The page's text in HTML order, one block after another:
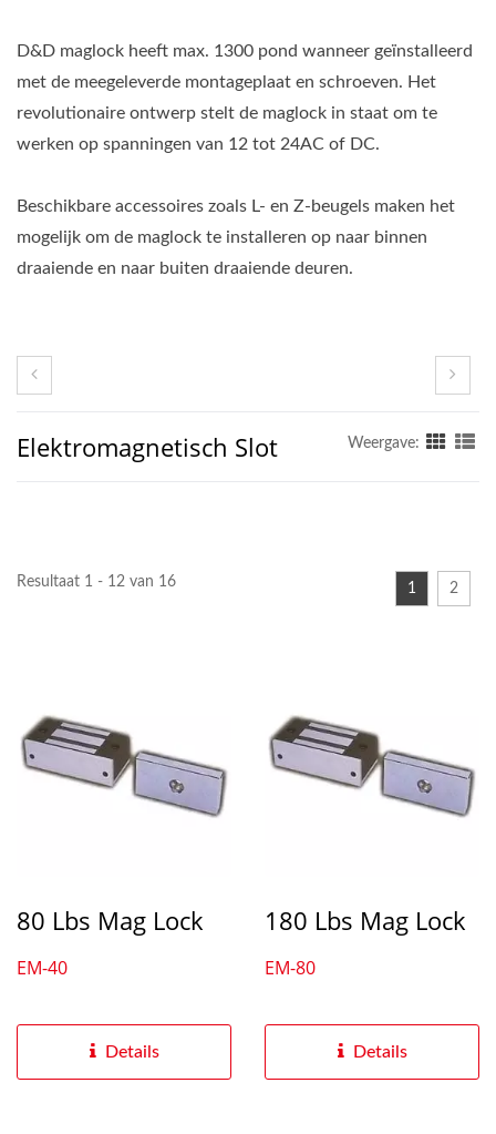
D&D maglock heeft max. 1300 pond wanneer geïnstalleerd
met de meegeleverde montageplaat en schroeven. Het
revolutionaire ontwerp stelt de maglock in staat om te
werken op spanningen van 12 tot 24AC of DC.
Beschikbare accessoires zoals L- en Z-beugels maken het
mogelijk om de maglock te installeren op naar binnen
draaiende en naar buiten draaiende deuren.
Elektromagnetisch Slot Weergave:
Resultaat 1 - 12 van 16 1 2
80 Lbs Mag Lock
EM-40
Details
180 Lbs Mag Lock
EM-80
Details